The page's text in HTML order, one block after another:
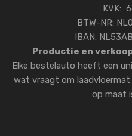
KVK:
BTW-NR:
IBAN:
Productie en
Elke bestelauto heeft een
wat vraagt om
op maat